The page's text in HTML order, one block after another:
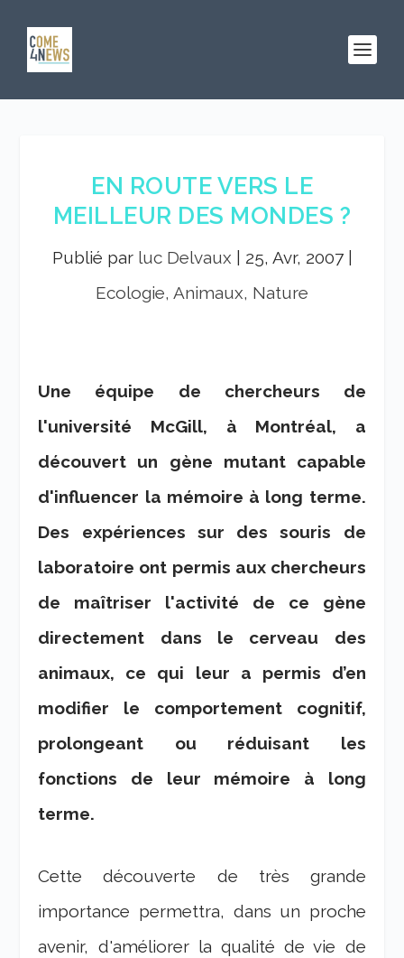
EN ROUTE VERS LE
MEILLEUR DES MONDES ?
Publié par luc Delvaux 25, Avr, 2007|
Ecologie, Animaux, Nature
Une équipe de chercheurs de
l'université McGill, à Montréal, a
découvert un gène mutant capable
d'influencer la mémoire à long terme.
Des expériences sur des souris de
laboratoire ont permis aux chercheurs
de maîtriser l'activité de ce gène
directement dans le cerveau des
animaux, ce qui leur a permis d’en
modifier le comportement cognitif,
prolongeant ou réduisant les
fonctions de leur mémoire à long
terme.
Cette découverte de très grande
importance permettra, dans un proche
avenir, d'améliorer la qualité de vie de